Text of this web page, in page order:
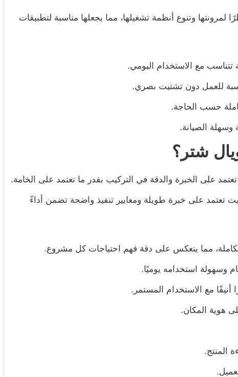
وتنوع أنظمة تشغيلها، مما يجعلها مناسبة لتطبيقات
تتناسب مع الاستخدام اليومي.
للعمل دون تشتيت بصري.
حسب الحاجة.
الصيانة.
شتر؟
تعتمد على الخبرة والدقة في التركيب بقدر ما تعتمد على الخامة.
تعتمد على خبرة طويلة ومعايير تنفيذ واضحة تضمن أداءً
وسهولة استخدامه يوميًا.
أنيقًا مع الاستخدام المستمر.
هوية المكان.
المنتج.